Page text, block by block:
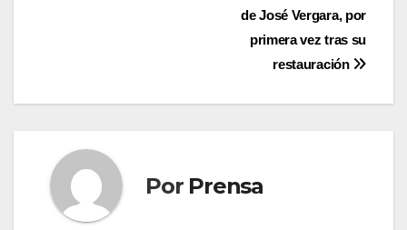
de José Vergara, por
primera vez tras su
restauración
Por Prensa